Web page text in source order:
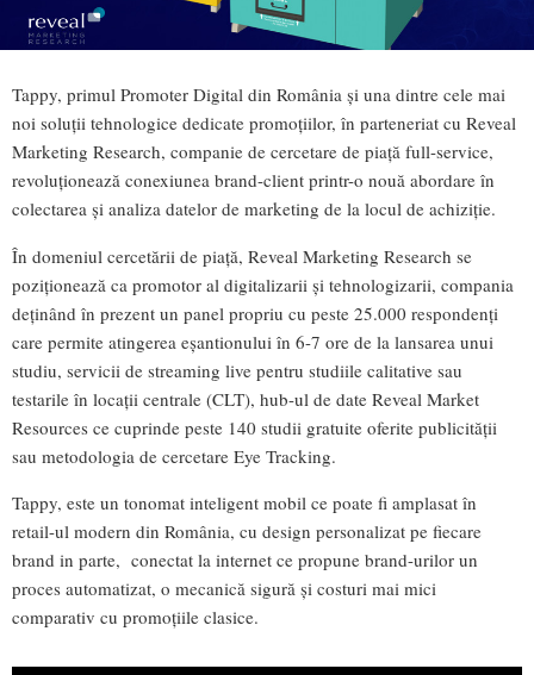
Tappy, primul Promoter Digital din România și una dintre cele mai
noi soluții tehnologice dedicate promoțiilor, în parteneriat cu Reveal
Marketing Research, companie de cercetare de piață full-service,
revoluționează conexiunea brand-client printr-o nouă abordare în
colectarea și analiza datelor de marketing de la locul de achiziție.
În domeniul cercetării de piață, Reveal Marketing Research se
poziționează ca promotor al digitalizarii și tehnologizarii, compania
deținând în prezent un panel propriu cu peste 25.000 respondenți
care permite atingerea eșantionului în 6-7 ore de la lansarea unui
studiu, servicii de streaming live pentru studiile calitative sau
testarile în locații centrale (CLT), hub-ul de date Reveal Market
Resources ce cuprinde peste 140 studii gratuite oferite publicității
sau metodologia de cercetare Eye Tracking.
Tappy, este un tonomat inteligent mobil ce poate fi amplasat în
retail-ul modern din România, cu design personalizat pe fiecare
brand in parte, conectat la internet ce propune brand-urilor un
proces automatizat, o mecanică sigură și costuri mai mici
comparativ cu promoțiile clasice.